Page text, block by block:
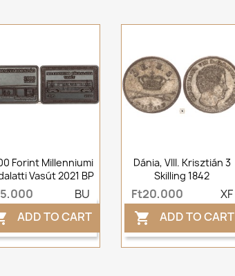
Forint Millenniumi
Vasút 2021 BP
BU
ADD TO CART
Dánia, VIII. Krisztián 3
Skilling 1842
Ft20,000 XF
 ADD TO CART